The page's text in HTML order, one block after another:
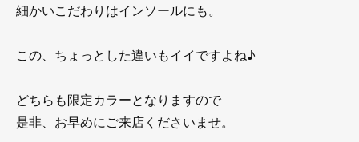
細かいこだわりはインソールにも。
この、ちょっとした違いもイイですよね♪
どちらも限定カラーとなりますので
是非、お早めにご来店くださいませ。